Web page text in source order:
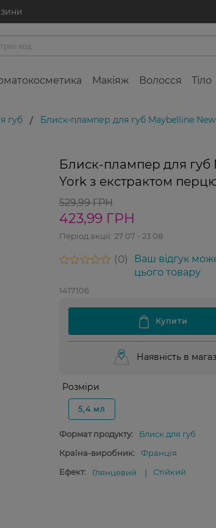
Макіяж Волосся Тіло
губ / Блиск-плампер для губ Maybelline
Блиск-плампер для губ
York з екстрактом
529,99 ГРН
423,99 ГРН
Період акції: 27 07 - 23 08
0
Ваш відгук
цього товару
1417106
Наявність в
Розміри
5,4 мл
Формат продукту:
Блиск для губ
Країна-виробник:
Франція
Ефект:
Глянцевий Стійкий